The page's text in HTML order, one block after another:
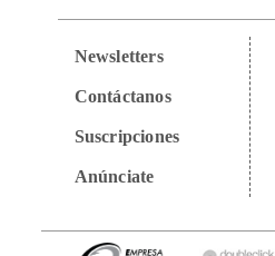
Newsletters
Contáctanos
Suscripciones
Anúnciate